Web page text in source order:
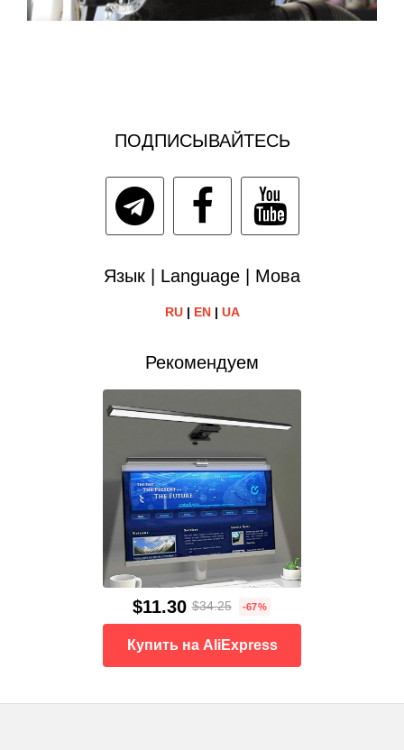
ПОДПИСЫВАЙТЕСЬ
Язык | Language | Мова
RU| EN| UA
Рекомендуем
$11.30 $34.25 -67%
Купить на AliExpress